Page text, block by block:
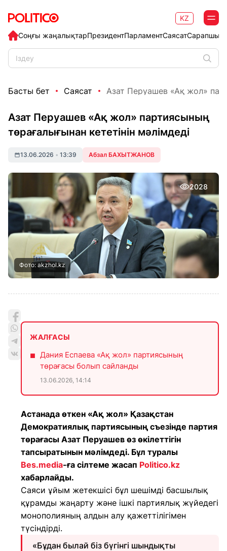
Соңғы жаңалықтарПрезидентПарламентСаясат
KZ
Басты бет Саясат Азат Перуашев «Ақ жол»
Азат Перуашев «Ақ жол» партиясының
төрағалығынан кететінін мәлімдеді
13.06.2026 • 13:39 Абзал БАХЫТЖАНОВ
2028
Фото: akzhol.kz
ЖАЛҒАСЫ
Дания Еспаева «Ақ жол» партиясының
төрағасы болып сайланды
13.06.2026, 14:14
Астанада өткен «Ақ жол» Қазақстан
Демократиялық партиясының съезінде партия
төрағасы Азат Перуашев өз өкілеттігін
тапсыратынын мәлімдеді. Бұл туралы
Bes.media-ға сілтеме жасап Politico.kz
хабарлайды.
Саяси ұйым жетекшісі бұл шешімді басшылық
құрамды жаңарту және ішкі партиялық жүйедегі
монополияның алдын алу қажеттілігімен
түсіндірді.
«Бұдан былай біз бүгінгі шындықты